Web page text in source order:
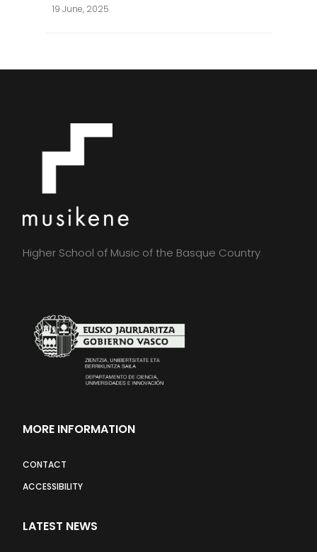
19 June, 2025
Higher School of Music of the Basque Country
MORE INFORMATION
CONTACT
ACCESSIBILITY
LATEST NEWS